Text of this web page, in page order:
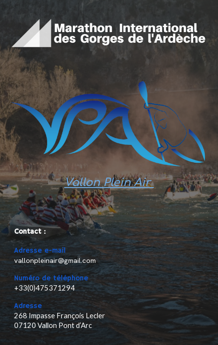
Vallon Plein Air
Contact :
Adresse e-mail
vallonpleinair@gmail.com
Numéro de téléphone
+33(0)475371294
Adresse
268 Impasse François Lecler
07120 Vallon Pont d’Arc